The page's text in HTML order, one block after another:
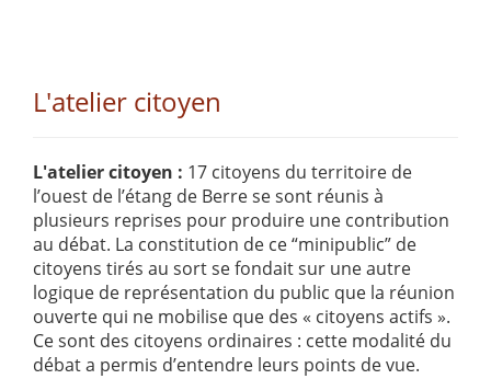
L'atelier citoyen
L'atelier citoyen : 17 citoyens du territoire de
l’ouest de l’étang de Berre se sont réunis à
plusieurs reprises pour produire une contribution
au débat. La constitution de ce “minipublic” de
citoyens tirés au sort se fondait sur une autre
logique de représentation du public que la réunion
ouverte qui ne mobilise que des « citoyens actifs ».
Ce sont des citoyens ordinaires : cette modalité du
débat a permis d’entendre leurs points de vue.